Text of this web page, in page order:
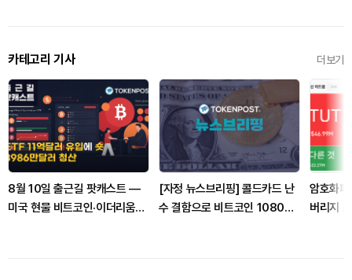
카테고리 기사 더보기
8월 10일 출근길 팟캐스트 —
미국 현물 비트코인·이더리움
[자정 뉴스브리핑] 콜드카드 난
수 결함으로 비트코인 1080개
암호화
버리지